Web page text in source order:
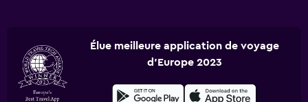
Élue meilleure application de voyage
d'Europe 2023